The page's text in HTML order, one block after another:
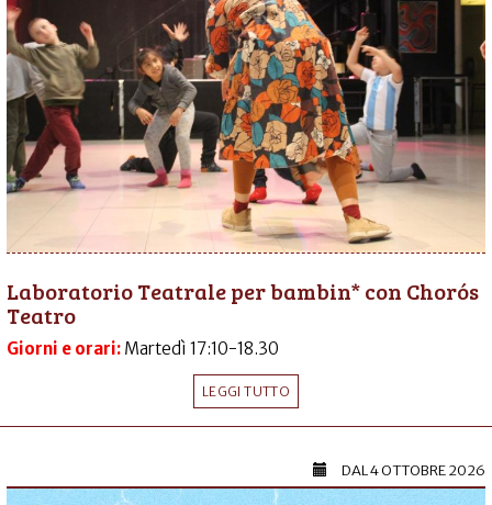
Laboratorio Teatrale per bambin* con Chorós
Teatro
Giorni e orari: Martedì 17:10-18.30
LEGGI TUTTO
DAL4 OTTOBRE 2026